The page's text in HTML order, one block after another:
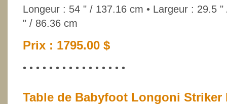
Longeur : 54 " / 137.16 cm • Largeur : 29.5
" / 86.36 cm
Prix : 1795.00 $
• • • • • • • • • • • • • • • •
Table de Babyfoot Longoni Striker